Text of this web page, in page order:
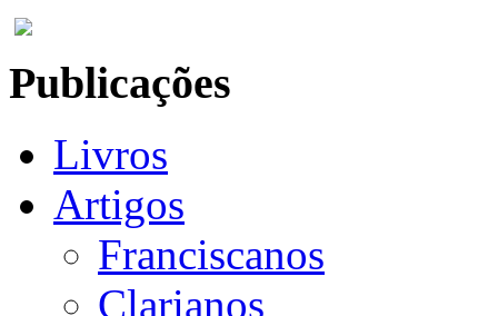
Publicações
Livros
Artigos
Franciscanos
Clarianos